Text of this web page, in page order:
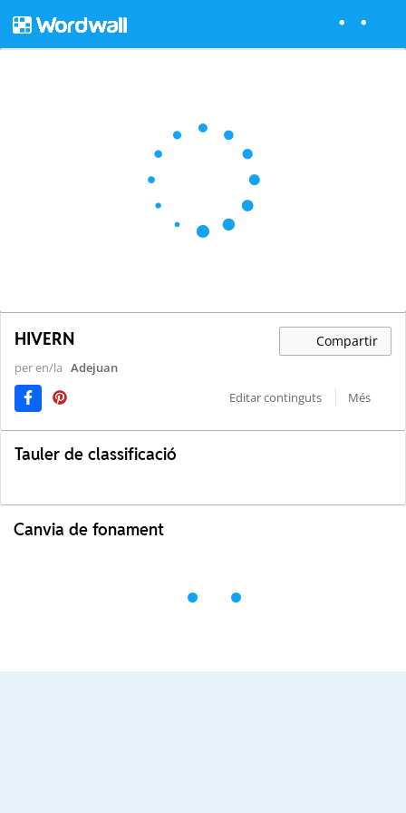
HIVERN Compartir
per en/la Adejuan
Editar continguts
Més
Tauler de classificació
Canvia de fonament